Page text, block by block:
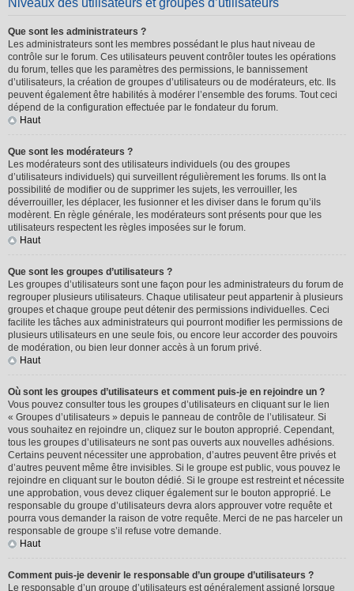
Niveaux des utilisateurs et groupes d’utilisateurs
Que sont les administrateurs ?
Les administrateurs sont les membres possédant le plus haut niveau de
contrôle sur le forum. Ces utilisateurs peuvent contrôler toutes les opérations
du forum, telles que les paramètres des permissions, le bannissement
d’utilisateurs, la création de groupes d’utilisateurs ou de modérateurs, etc. Ils
peuvent également être habilités à modérer l’ensemble des forums. Tout ceci
dépend de la configuration effectuée par le fondateur du forum.
Haut
Que sont les modérateurs ?
Les modérateurs sont des utilisateurs individuels (ou des groupes
d’utilisateurs individuels) qui surveillent régulièrement les forums. Ils ont la
possibilité de modifier ou de supprimer les sujets, les verrouiller, les
déverrouiller, les déplacer, les fusionner et les diviser dans le forum qu’ils
modèrent. En règle générale, les modérateurs sont présents pour que les
utilisateurs respectent les règles imposées sur le forum.
Haut
Que sont les groupes d’utilisateurs ?
Les groupes d’utilisateurs sont une façon pour les administrateurs du forum de
regrouper plusieurs utilisateurs. Chaque utilisateur peut appartenir à plusieurs
groupes et chaque groupe peut détenir des permissions individuelles. Ceci
facilite les tâches aux administrateurs qui pourront modifier les permissions de
plusieurs utilisateurs en une seule fois, ou encore leur accorder des pouvoirs
de modération, ou bien leur donner accès à un forum privé.
Haut
Où sont les groupes d’utilisateurs et comment puis-je en rejoindre un ?
Vous pouvez consulter tous les groupes d’utilisateurs en cliquant sur le lien
« Groupes d’utilisateurs » depuis le panneau de contrôle de l’utilisateur. Si
vous souhaitez en rejoindre un, cliquez sur le bouton approprié. Cependant,
tous les groupes d’utilisateurs ne sont pas ouverts aux nouvelles adhésions.
Certains peuvent nécessiter une approbation, d’autres peuvent être privés et
d’autres peuvent même être invisibles. Si le groupe est public, vous pouvez le
rejoindre en cliquant sur le bouton dédié. Si le groupe est restreint et nécessite
une approbation, vous devez cliquer également sur le bouton approprié. Le
responsable du groupe d’utilisateurs devra alors approuver votre requête et
pourra vous demander la raison de votre requête. Merci de ne pas harceler un
responsable de groupe s’il refuse votre demande.
Haut
Comment puis-je devenir le responsable d’un groupe d’utilisateurs ?
Le responsable d’un groupe d’utilisateurs est généralement assigné lorsque